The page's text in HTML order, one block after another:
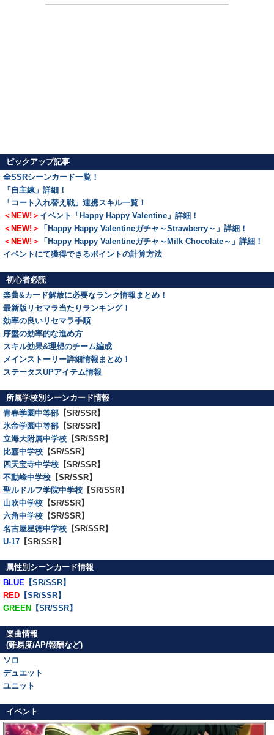
ピックアップ記事
全SSRシーンカード一覧！
「自主練」詳細！
「コート入れ替え戦」連携スキル一覧！
＜NEW!＞ イベント「Happy Happy Valentine」詳細！
＜NEW!＞
「Happy Happy Valentineガチャ～Strawberry～」詳細！
＜NEW!＞
「Happy Happy Valentineガチャ～Milk Chocolate～」詳細！
イベントにて獲得できるポイントの計算方法
初心者必読
楽曲&カード解放に必要なランク情報まとめ！
最新版リセマラ当たりランキング！
効率の良いリセマラ手順
序盤の効率的な進め方
スキル効果&理想のチーム編成
メインストーリー詳細情報まとめ！
ステータスUPアイテム情報
所属学校別シーンカード情報
青春学園中等部 【SR/SSR】
氷帝学園中等部 【SR/SSR】
立海大附属中学校 【SR/SSR】
比嘉中学校 【SR/SSR】
四天宝寺中学校 【SR/SSR】
不動峰中学校 【SR/SSR】
聖ルドルフ学院中学校 【SR/SSR】
山吹中学校 【SR/SSR】
六角中学校 【SR/SSR】
名古屋星徳中学校 【SR/SSR】
U-17 【SR/SSR】
属性別シーンカード情報
BLUE 【SR/SSR】
RED 【SR/SSR】
GREEN 【SR/SSR】
楽曲情報
(難易度/AP/報酬など)
ソロ
デュエット
ユニット
イベント